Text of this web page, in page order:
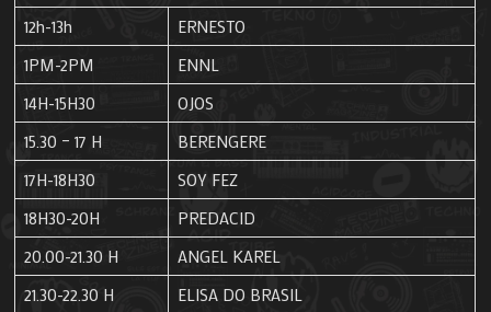
12h-13h
ERNESTO
1PM-2PM
ENNL
14H-15H30
OJOS
15.30 – 17 H
BERENGERE
17H-18H30
SOY FEZ
18H30-20H
PREDACID
20.00-21.30 H
ANGEL KAREL
21.30-22.30 H
ELISA DO BRASIL